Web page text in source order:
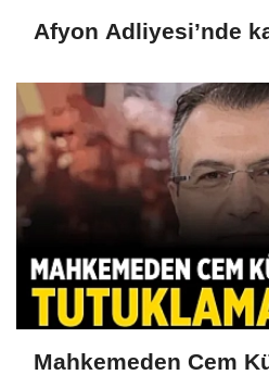
Afyon Adliyesi’nde
Mahkemeden Cem